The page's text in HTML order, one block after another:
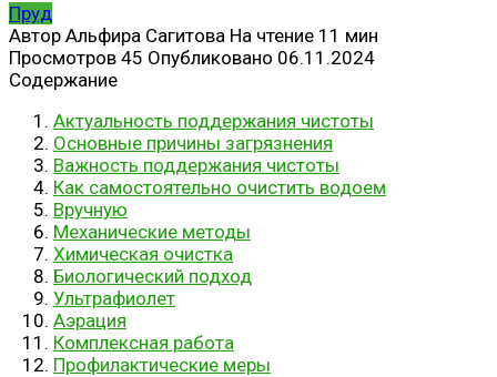
Пруд
Автор Альфира Сагитова На чтение 11 мин
Просмотров 45 Опубликовано 06.11.2024
Содержание
Актуальность поддержания чистоты
Основные причины загрязнения
Важность поддержания чистоты
Как самостоятельно очистить водоем
Вручную
Механические методы
Химическая очистка
Биологический подход
Ультрафиолет
Аэрация
Комплексная работа
Профилактические меры